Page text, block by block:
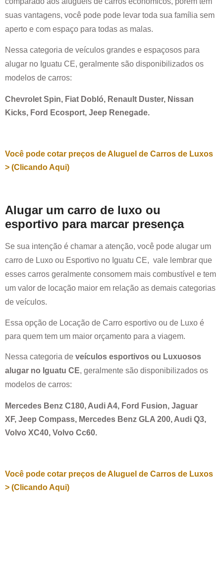
suas vantagens, você pode pode levar toda sua família sem
aperto e com espaço para todas as malas.
Nessa categoria de veículos grandes e espaçosos para
alugar no Iguatu CE, geralmente são disponibilizados os
modelos de carros:
Chevrolet Spin, Fiat Dobló, Renault Duster, Nissan
Kicks, Ford Ecosport, Jeep Renegade.
Você pode cotar preços de Aluguel de Carros de Luxos
> (Clicando Aqui)
Alugar um carro de luxo ou
esportivo para marcar presença
Se sua intenção é chamar a atenção, você pode alugar um
carro de Luxo ou Esportivo no Iguatu CE, vale lembrar que
esses carros geralmente consomem mais combustível e tem
um valor de locação maior em relação as demais categorias
de veículos.
Essa opção de Locação de Carro esportivo ou de Luxo é
para quem tem um maior orçamento para a viagem.
Nessa categoria de veículos esportivos ou Luxuosos
alugar no Iguatu CE, geralmente são disponibilizados os
modelos de carros:
Mercedes Benz C180, Audi A4, Ford Fusion, Jaguar
XF, Jeep Compass, Mercedes Benz GLA 200, Audi Q3,
Volvo XC40, Volvo Cc60.
Você pode cotar preços de Aluguel de Carros de Luxos
> (Clicando Aqui)